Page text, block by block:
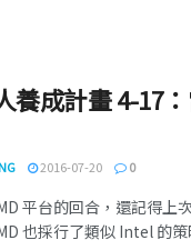
養成計畫 4-17
2016-07-20 0
平台的回合，還記得上
也採行了類似 Intel 的